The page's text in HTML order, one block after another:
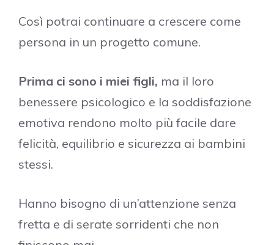
Così potrai continuare a crescere come
persona in un progetto comune.
Prima ci sono i miei figli, ma il loro
benessere psicologico e la soddisfazione
emotiva rendono molto più facile dare
felicità, equilibrio e sicurezza ai bambini
stessi.
Hanno bisogno di un’attenzione senza
fretta e di serate sorridenti che non